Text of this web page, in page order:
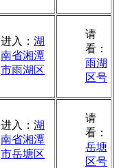
进入： 湖
南省湘潭
市雨湖区
请
看：
雨湖
区号
进入： 湖
南省湘潭
市岳塘区
请
看：
岳塘
区号